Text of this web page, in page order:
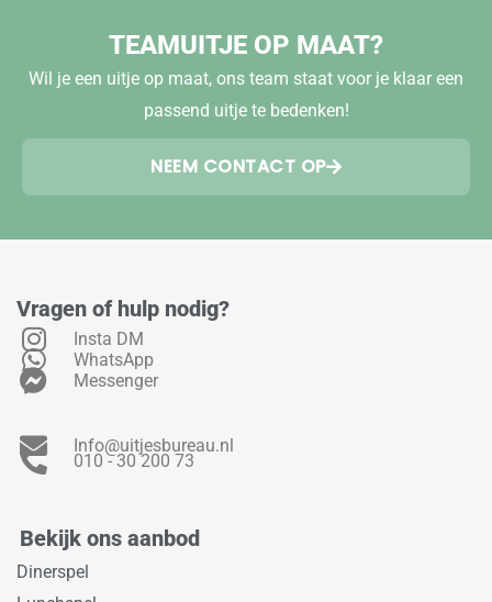
TEAMUITJE OP MAAT?
Wil je een uitje op maat, ons team staat voor je klaar een
passend uitje te bedenken!
NEEM CONTACT OP
Vragen of hulp nodig?
Insta DM
WhatsApp
Messenger
Info@uitjesbureau.nl
010 - 30 200 73
Bekijk ons aanbod
Dinerspel